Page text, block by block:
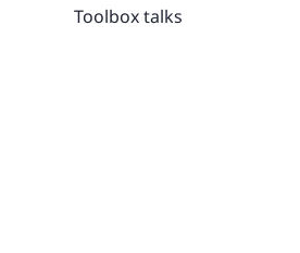
Toolbox talks